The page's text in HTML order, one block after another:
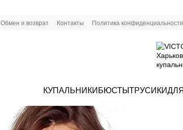
Обмен и возврат Контакты Политика конфиденциальности
КУПАЛЬНИКИ БЮСТЫ ТРУСИКИ